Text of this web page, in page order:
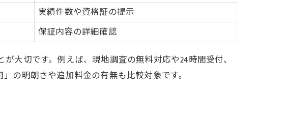
実績件数や資格証の提示
保証内容の詳細確認
大切です。例えば、現地調査の無料対応や24時間受付、
の明朗さや追加料金の有無も比較対象です。